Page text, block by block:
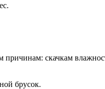
причинам: скачкам
брусок.